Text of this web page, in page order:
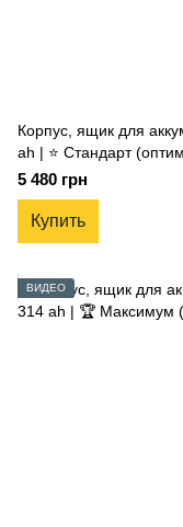
Корпус, ящик для
ah | ⭐ Стандарт
5 480 грн
Купить
ВИДЕО